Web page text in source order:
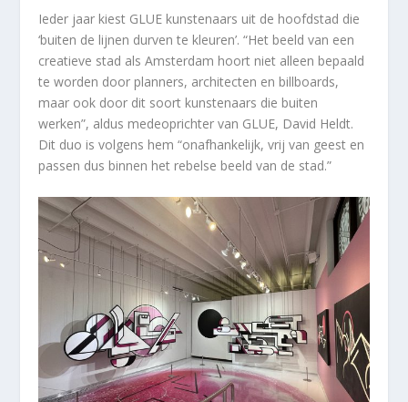
Ieder jaar kiest GLUE kunstenaars uit de hoofdstad die
‘buiten de lijnen durven te kleuren’. “Het beeld van een
creatieve stad als Amsterdam hoort niet alleen bepaald
te worden door planners, architecten en billboards,
maar ook door dit soort kunstenaars die buiten
werken”, aldus medeoprichter van GLUE, David Heldt.
Dit duo is volgens hem “onafhankelijk, vrij van geest en
passen dus binnen het rebelse beeld van de stad.”